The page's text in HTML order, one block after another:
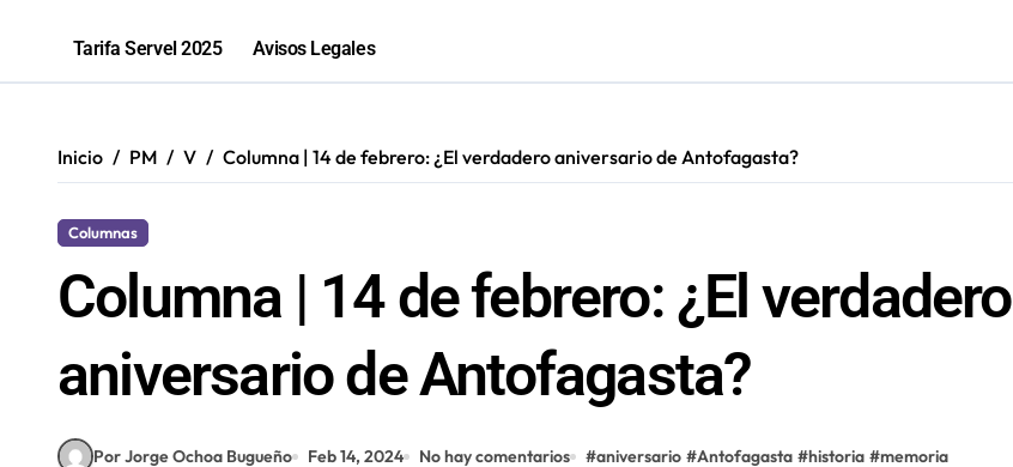
Tarifa Servel 2025 Avisos Legales
Inicio PM V Columna | 14 de febrero: ¿El verdadero aniversario de Antofagasta?
Columnas
Columna | 14 de febrero: ¿El verdadero
aniversario de Antofagasta?
Por Jorge Ochoa Bugueño Feb 14, 2024 No hay comentarios #aniversario #Antofagasta #historia #memoria